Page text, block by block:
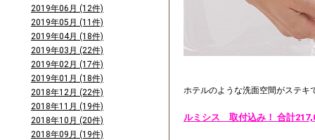
ホテルのような洗面空間がステキ
ルミシス 取付込み！ 合計
2019年06月 (12件)
2019年05月 (11件)
2019年04月 (18件)
2019年03月 (22件)
2019年02月 (17件)
2019年01月 (18件)
2018年12月 (22件)
2018年11月 (19件)
2018年10月 (20件)
2018年09月 (19件)